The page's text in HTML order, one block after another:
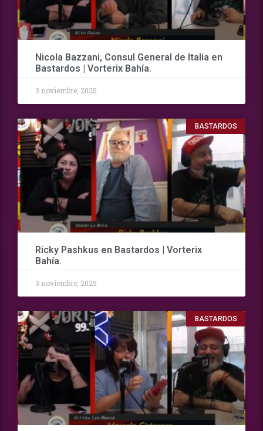
Nicola Bazzani, Consul General de Italia en
Bastardos | Vorterix Bahía.
3 noviembre, 2025
BASTARDOS
Ricky Pashkus en Bastardos | Vorterix
Bahía.
3 noviembre, 2025
BASTARDOS